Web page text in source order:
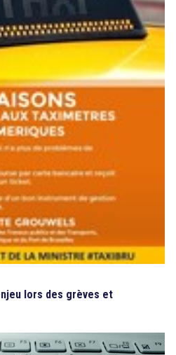
lors des grèves et